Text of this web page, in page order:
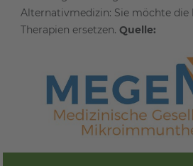
Alternativmedizin: Sie möchte die
Therapien ersetzen.Quelle: